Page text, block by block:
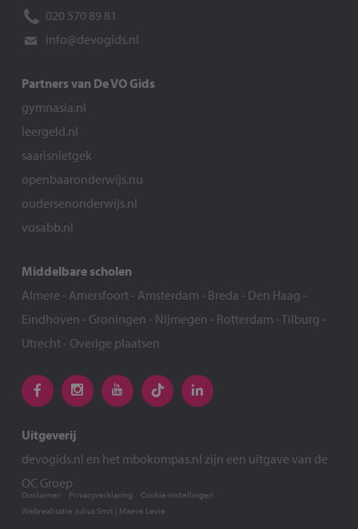
020 570 89 81
info@devogids.nl
Partners van De VO Gids
gymnasia.nl
leergeld.nl
saarisnietgek
openbaaronderwijs.nu
oudersenonderwijs.nl
vosabb.nl
Middelbare scholen
Almere - Amersfoort- Amsterdam - Breda - Den Haag -
Eindhoven - Groningen - Nijmegen - Rotterdam -Tilburg -
Utrecht- Overige plaatsen
Uitgeverij
devogids.nl en het mbokompas.nl zijn een uitgave van de
OC Groep
Webrealisatie Julius Smit | Maeve Levie
Disclaimer Privacyverklaring Cookie-instellingen